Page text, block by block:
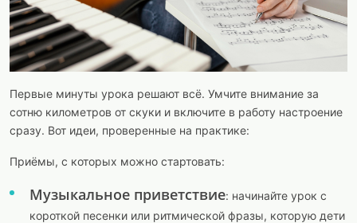
Первые минуты урока решают всё. Умчите внимание за
сотню километров от скуки и включите в работу настроение
сразу. Вот идеи, проверенные на практике:
Приёмы, с которых можно стартовать:
Музыкальное приветствие: начинайте урок с
короткой песенки или ритмической фразы, которую дети